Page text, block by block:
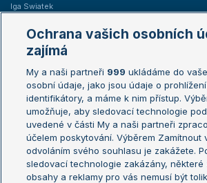
Iga Swiatek
Žebříčky
Žebříček ATP (muži)
Žebříček WTA (ženy)
Sázkařský žebříček
Australian Open
French Open
Wimbledon
US Open
Turnaj mistrů
Turnaj mistryň
Ochrana vašich osobních
zajímá
My a naši partneři 999 ukládáme do
osobní údaje, jako jsou údaje o
identifikátory, a máme k nim přístup.
umožňuje, aby sledovací technologie
uvedené v části My a naši partneři
účelem poskytování. Výběrem Zamítnout
odvoláním svého souhlasu je zakážete.
sledovací technologie zakázány, některé
obsahy a reklamy pro vás nemusí být